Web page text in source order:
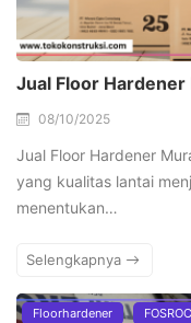
Jual Floor
08/10/2025
Jual Floor Hardener
yang kualitas lantai
menentukan…
Selengkapnya
Floorhardener FOSROC